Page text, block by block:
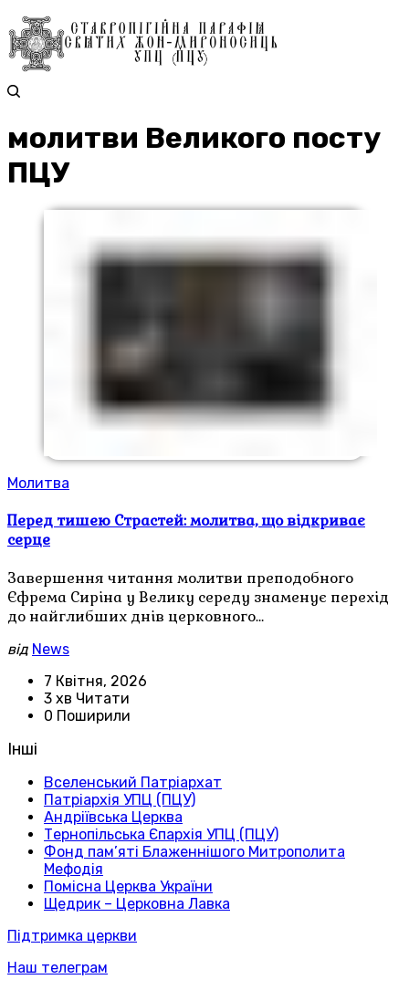
молитви Великого посту
ПЦУ
Молитва
Перед тишею Страстей: молитва, що відкриває
серце
Завершення читання молитви преподобного
Єфрема Сиріна у Велику середу знаменує перехід
до найглибших днів церковного…
від News
7 Квітня, 2026
3 хв Читати
0 Поширили
Інші
Вселенський Патріархат
Патріархія УПЦ (ПЦУ)
Андріївська Церква
Тернопільська Єпархія УПЦ (ПЦУ)
Фонд пам’яті Блаженнішого Митрополита
Мефодія
Помісна Церква України
Щедрик – Церковна Лавка
Підтримка церкви
Наш телеграм